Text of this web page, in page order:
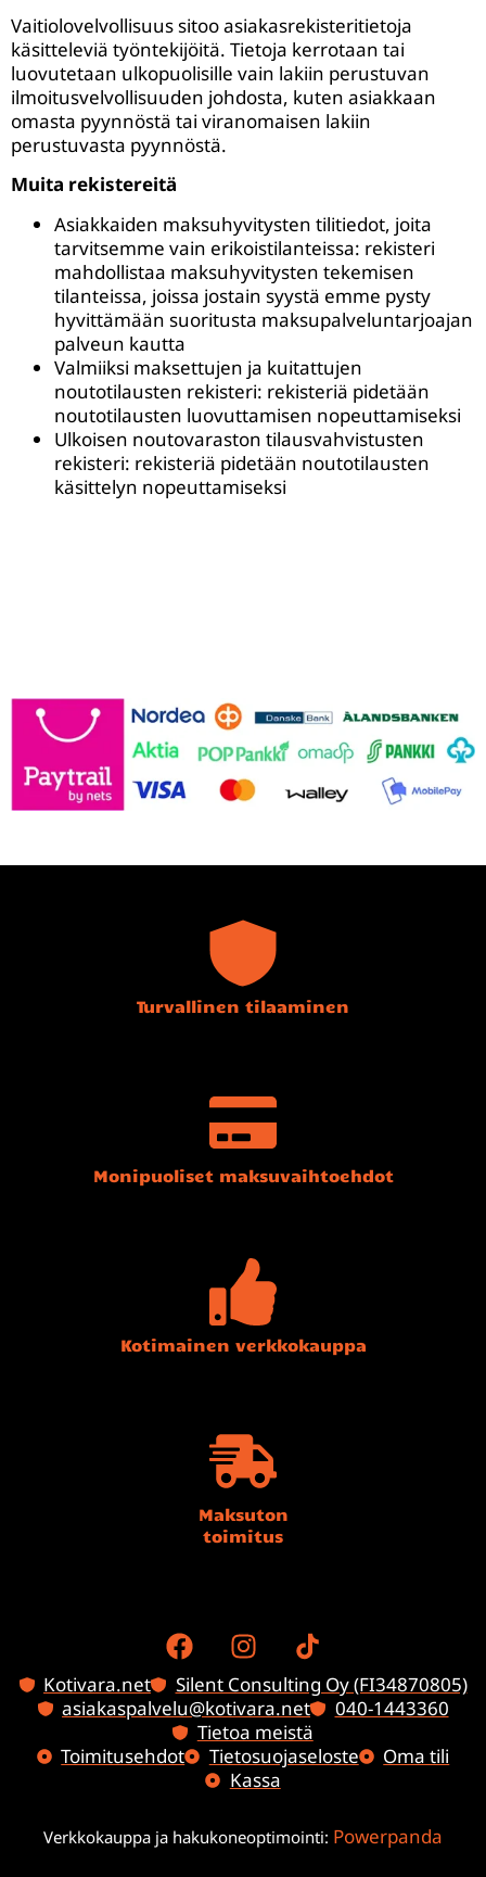
Vaitiolovelvollisuus sitoo asiakasrekisteritietoja
käsitteleviä työntekijöitä. Tietoja kerrotaan tai
luovutetaan ulkopuolisille vain lakiin perustuvan
ilmoitusvelvollisuuden johdosta, kuten asiakkaan
omasta pyynnöstä tai viranomaisen lakiin
perustuvasta pyynnöstä.
Muita rekistereitä
Asiakkaiden maksuhyvitysten tilitiedot, joita
tarvitsemme vain erikoistilanteissa: rekisteri
mahdollistaa maksuhyvitysten tekemisen
tilanteissa, joissa jostain syystä emme pysty
hyvittämään suoritusta maksupalveluntarjoajan
palveun kautta
Valmiiksi maksettujen ja kuitattujen
noutotilausten rekisteri: rekisteriä pidetään
noutotilausten luovuttamisen nopeuttamiseksi
Ulkoisen noutovaraston tilausvahvistusten
rekisteri: rekisteriä pidetään noutotilausten
käsittelyn nopeuttamiseksi
Turvallinen tilaaminen
Monipuoliset maksuvaihtoehdot
Kotimainen verkkokauppa
Maksuton
toimitus
Kotivara.net
Silent Consulting Oy (FI34870805)
asiakaspalvelu@kotivara.net
040-1443360
Tietoa meistä
Toimitusehdot
Tietosuojaseloste
Oma tili
Kassa
Verkkokauppa ja hakukoneoptimointi: Powerpanda